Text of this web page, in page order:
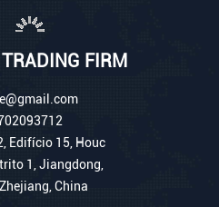
FIRM
Edifício 15, Houc
1, Jiangdong,
China